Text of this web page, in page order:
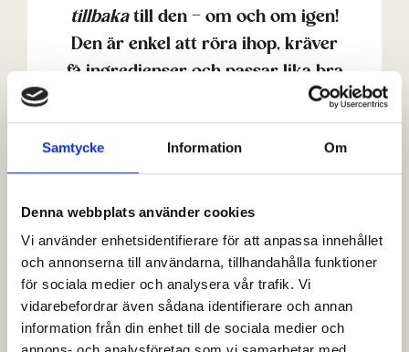
Samtycke Information Om
Denna webbplats använder cookies
Vi använder enhetsidentifierare för att anpassa innehållet
och annonserna till användarna, tillhandahålla funktioner
för sociala medier och analysera vår trafik. Vi
vidarebefordrar även sådana identifierare och annan
information från din enhet till de sociala medier och
tillbakatill den – om och om igen!
Den är enkel att röra ihop, kräver
få ingredienser och passar lika bra
till vardagsmiddagen som till
sommarens grillfest. Upptäck vårt
goda, smakrika grillsås recept här!
crème fraiche – perfekt
till grillat
Comeback sauce är en kall sås
som görs med majonnäs, créme
fraiche, chilisås och kryddor –